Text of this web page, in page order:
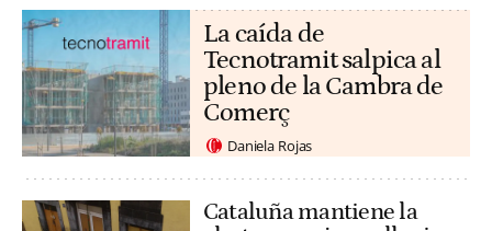
La caída de
Tecnotramit salpica al
pleno de la Cambra de
Comerç
Daniela Rojas
Cataluña mantiene la